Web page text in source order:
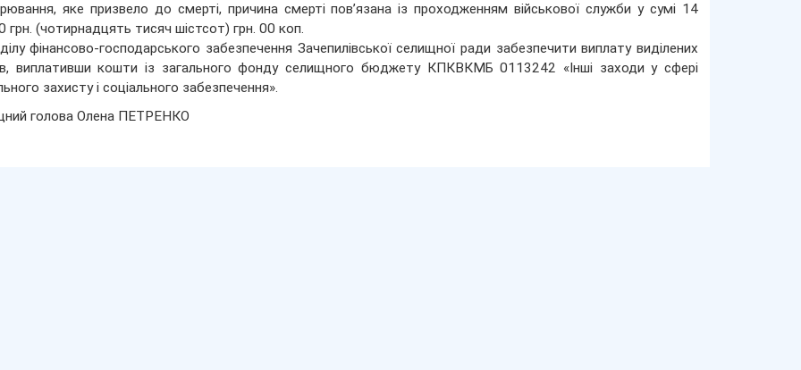
яке призвело до смерті, причина смерті пов’язана із проходженням військової служби у сумі 14
грн. (чотирнадцять тисяч шістсот) грн. 00 коп.
фінансово-господарського забезпечення Зачепилівської селищної ради забезпечити виплату виділених
виплативши кошти із загального фонду селищного бюджету КПКВКМБ 0113242 «Інші заходи у сфері
захисту і соціального забезпечення».
голова Олена ПЕТРЕНКО